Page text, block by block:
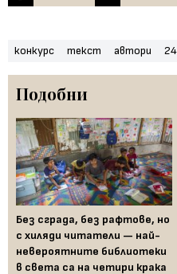
конкурс текст автори
Подобни
Без сграда, без рафтове, но
с хиляди читатели — най-
невероятните библиотеки
в света са на четири крака